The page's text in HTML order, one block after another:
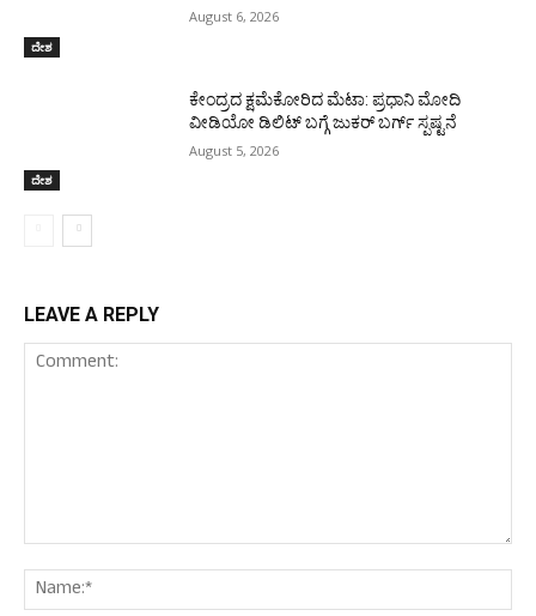
ದೇಶ
August 6, 2026
ದೇಶ
ಕೇಂದ್ರದ ಕ್ಷಮೆಕೋರಿದ ಮೆಟಾ: ಪ್ರಧಾನಿ ಮೋದಿ
ವೀಡಿಯೋ ಡಿಲಿಟ್ ಬಗ್ಗೆ ಜುಕರ್ ಬರ್ಗ್ ಸ್ಪಷ್ಟನೆ
August 5, 2026
LEAVE A REPLY